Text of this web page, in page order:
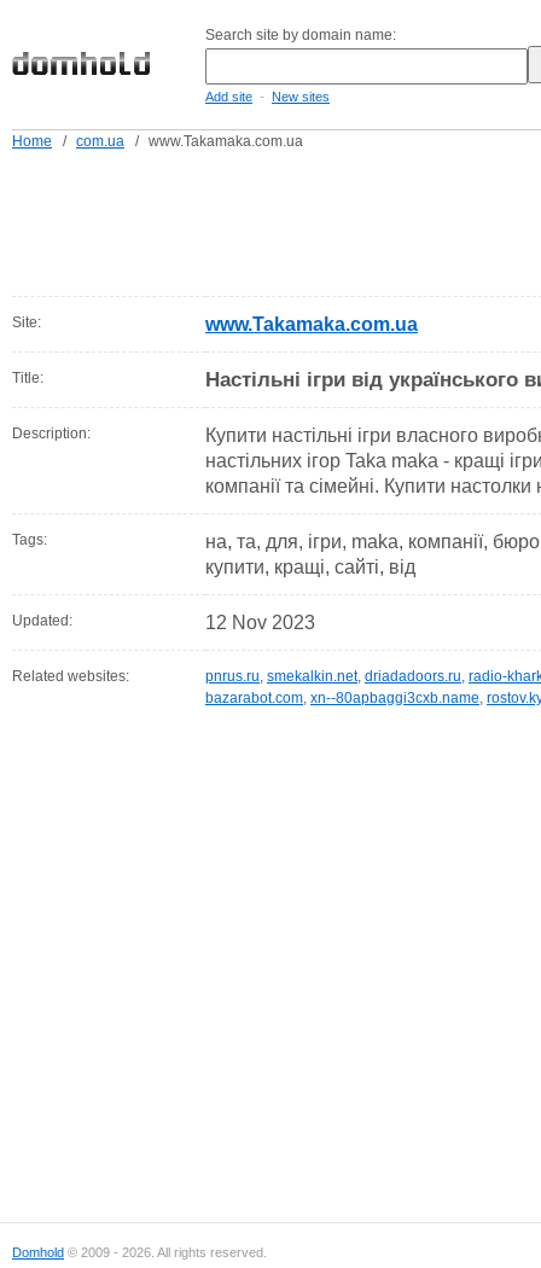
Search site by domain name:
Add site - New sites
Home / com.ua / www.Takamaka.com.ua
Site: www.Takamaka.com.ua
Title: Настільні ігри від українського
Description:
Купити настільні ігри власного
настільних ігор Taka maka - кращі
компанії та сімейні. Купити
Tags:
на, та, для, ігри, maka, компанії,
купити, кращі, сайті, від
Updated: 12 Nov 2023
Related websites: pnrus.ru, smekalkin.net, driadadoors.ru, radio-
bazarabot.com, xn--80apbaggi3cxb.name,
Domhold © 2009 - 2026. All rights reserved.